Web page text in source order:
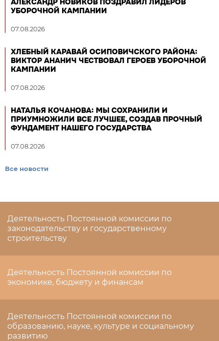
УБОРОЧНОЙ КАМПАНИИ
07.08.2026
ХЛЕБНЫЙ КАРАВАЙ ОСИПОВИЧСКОГО РАЙОНА:
ВИКТОР АНАНИЧ ЧЕСТВОВАЛ ГЕРОЕВ УБОРОЧНОЙ
КАМПАНИИ
07.08.2026
НАТАЛЬЯ КОЧАНОВА: МЫ СОХРАНИЛИ И
ПРИУМНОЖИЛИ ВСЕ ЛУЧШЕЕ, СОЗДАВ ПРОЧНЫЙ
ФУНДАМЕНТ НАШЕГО ГОСУДАРСТВА
07.08.2026
Все новости
Деятельность Постоянной комиссии по
законодательству и государственному
строительству
Деятельность Постоянной комиссии по
экономике, бюджету и финансам
Деятельность Постоянной комиссии по
образованию, науке, культуре и социальному
развитию